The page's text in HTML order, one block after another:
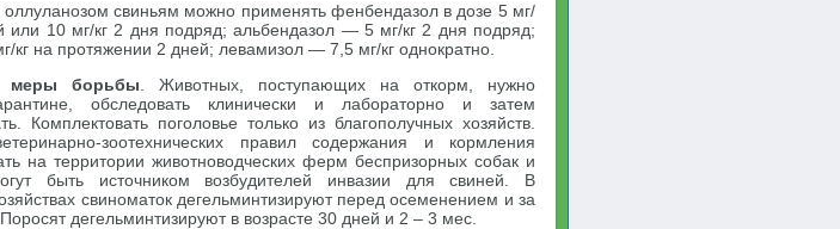
оллуланозом свиньям можно применять фенбендазол в дозе 5 мг/
или 10 мг/кг 2 дня подряд; альбендазол — 5 мг/кг 2 дня подряд;
кг на протяжении 2 дней; левамизол — 7,5 мг/кг однократно.
меры борьбы . Животных, поступающих на откорм, нужно
обследовать клинически и лабораторно и затем
Комплектовать поголовье только из благополучных хозяйств.
зоотехнических правил содержания и кормления
на территории животноводческих ферм беспризорных собак и
быть источником возбудителей инвазии для свиней. В
свиноматок дегельминтизируют перед осеменением и за
дегельминтизируют в возрасте 30 дней и 2 – 3 мес.